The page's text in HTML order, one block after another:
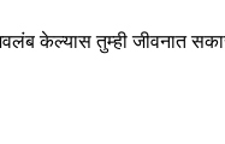
अवलंब केल्यास तुम्ही जीवनात